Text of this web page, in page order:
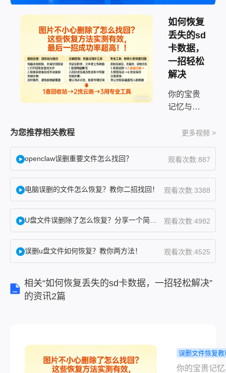
如何恢复
丢失的sd
卡数据，
一招轻松
解决
你的宝贵
记忆与工
远比想象
韧，删
除，不过
戴上了一
层“隐身
衣”。“完
了！刚整
动照片全
宝周岁照
为您推荐相关教程 更多视频 >
openclaw误删重要文件怎么找回？ 观看次数:887
电脑误删的文件怎么恢复？教你二招找回！ 观看次数:3388
观看次数:4982
误删u盘文件如何恢复？教你两方法！ 观看次数:4525
相关“如何恢复丢失的sd卡数据，一招轻松解决”
的资讯2篇
误删文件恢复教
片不小心删
你的宝贵记